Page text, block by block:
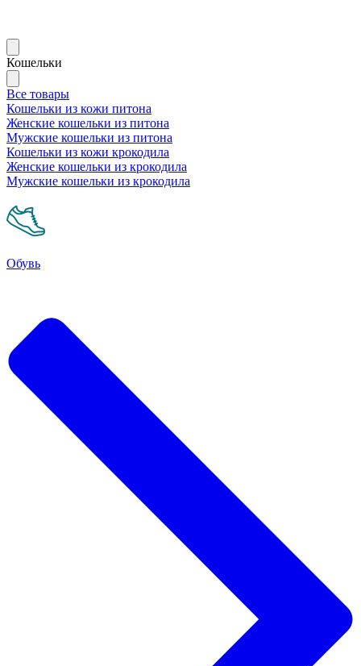
Кошельки
Все товары
Кошельки из кожи питона
Женские кошельки из питона
Мужские кошельки из питона
Кошельки из кожи крокодила
Женские кошельки из крокодила
Мужские кошельки из крокодила
Обувь